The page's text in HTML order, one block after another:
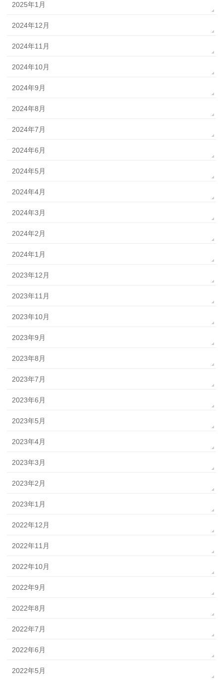
2025年1月
2024年12月
2024年11月
2024年10月
2024年9月
2024年8月
2024年7月
2024年6月
2024年5月
2024年4月
2024年3月
2024年2月
2024年1月
2023年12月
2023年11月
2023年10月
2023年9月
2023年8月
2023年7月
2023年6月
2023年5月
2023年4月
2023年3月
2023年2月
2023年1月
2022年12月
2022年11月
2022年10月
2022年9月
2022年8月
2022年7月
2022年6月
2022年5月